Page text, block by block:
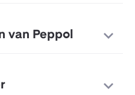
van Peppol